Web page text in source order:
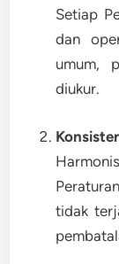
Setiap
dan
umum,
diukur.
tidak